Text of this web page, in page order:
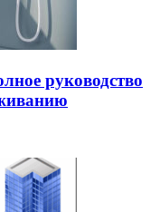
руководство